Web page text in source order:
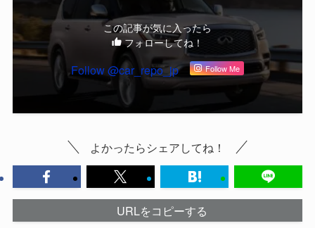
この記事が気に入ったら
フォローしてね！
Follow @car_repo_jp Follow Me
よかったらシェアしてね！
URLをコピーする